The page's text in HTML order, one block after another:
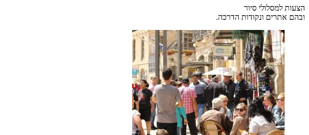
הצעות למסלולי סיור
ובהם אתרים ונקודות הדרכה.